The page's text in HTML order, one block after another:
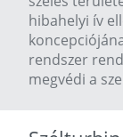
hibahelyi ív
rendszer
megvédi a